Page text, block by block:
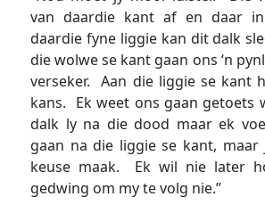
van daardie kant af en daar
daardie fyne liggie kan dit dalk
die wolwe se kant gaan ons ‘n
verseker. Aan die liggie se kant
kans. Ek weet ons gaan getoets
dalk ly na die dood maar ek
gaan na die liggie se kant,
keuse maak. Ek wil nie later
gedwing om my te volg nie.”